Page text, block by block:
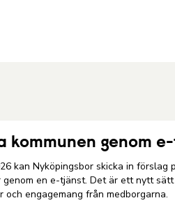
kommunen genom
kan Nyköpingsbor skicka in förslag
en e-tjänst. Det är ett nytt
och engagemang från medborgarna.